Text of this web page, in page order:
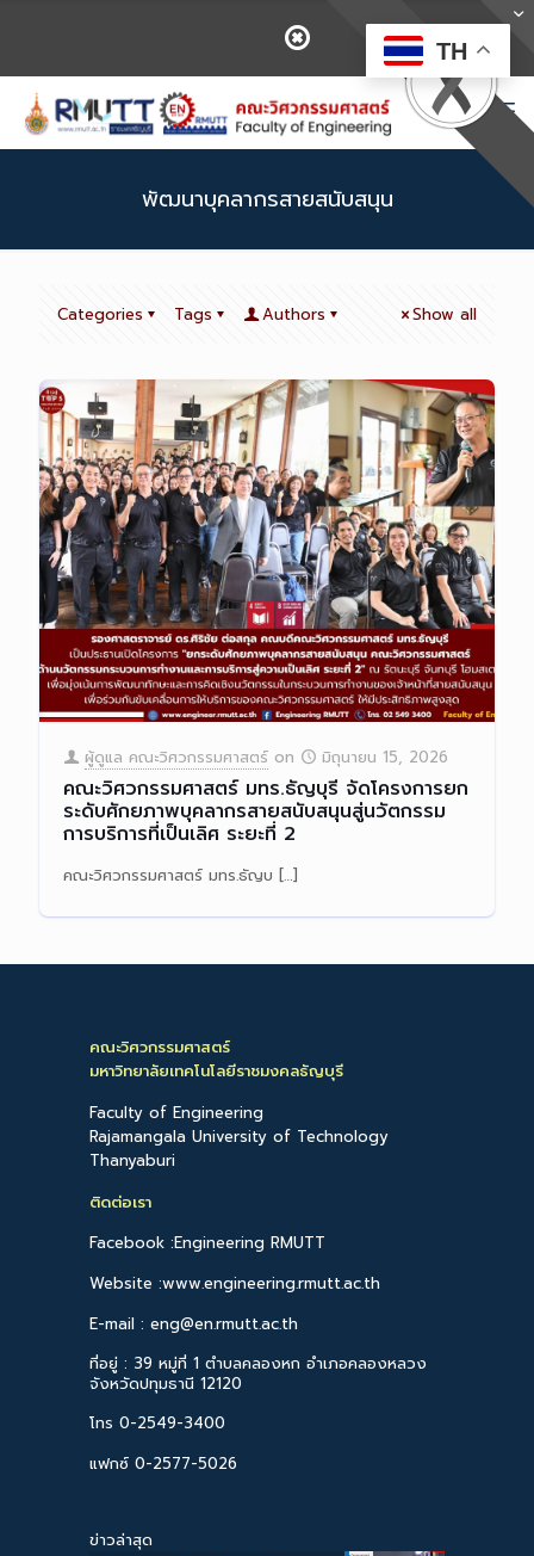
พัฒนาบุคลากรสายสนับสนุน
Categories Tags Authors Show all
ผู้ดูแล คณะวิศวกรรมศาสตร์ on มิถุนายน 15, 2026
คณะวิศวกรรมศาสตร์ มทร.ธัญบุรี จัดโครงการยก
ระดับศักยภาพบุคลากรสายสนับสนุนสู่นวัตกรรม
การบริการที่เป็นเลิศ ระยะที่ 2
คณะวิศวกรรมศาสตร์ มทร.ธัญบ […]
คณะวิศวกรรมศาสตร์
มหาวิทยาลัยเทคโนโลยีราชมงคลธัญบุรี
Faculty of Engineering
Rajamangala University of Technology
Thanyaburi
ติดต่อเรา
Facebook :Engineering RMUTT
Website :www.engineering.rmutt.ac.th
E-mail : eng@en.rmutt.ac.th
ที่อยู่ : 39 หมู่ที่ 1 ตำบลคลองหก อำเภอคลองหลวง
จังหวัดปทุมธานี 12120
โทร 0-2549-3400
แฟกซ์ 0-2577-5026
ข่าวล่าสุด
TH